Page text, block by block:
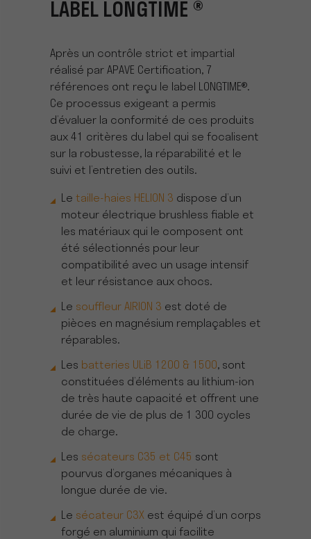
LABEL LONGTIME ®
Après un contrôle strict et impartial
réalisé par APAVE Certification, 7
références ont reçu le label LONGTIME®.
Ce processus exigeant a permis
d’évaluer la conformité de ces produits
aux 41 critères du label qui se focalisent
sur la robustesse, la réparabilité et le
suivi et l’entretien des outils.
Le taille-haies HELION 3 dispose d’un
moteur électrique brushless fiable et
les matériaux qui le composent ont
été sélectionnés pour leur
compatibilité avec un usage intensif
et leur résistance aux chocs.
Le souffleur AIRION 3 est doté de
pièces en magnésium remplaçables et
réparables.
Les batteries ULiB 1200 & 1500, sont
constituées d’éléments au lithium-ion
de très haute capacité et offrent une
durée de vie de plus de 1 300 cycles
de charge.
Les sécateurs C35 et C45 sont
pourvus d’organes mécaniques à
longue durée de vie.
Le sécateur C3X est équipé d’un corps
forgé en aluminium qui facilite